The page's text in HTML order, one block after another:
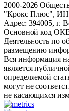
2000-2026
"Крокс Плюс",
Адрес: 394005, г.
Основной код
Деятельность по
размещению
Вся информация
является
определяемой
могут не
не касающихся